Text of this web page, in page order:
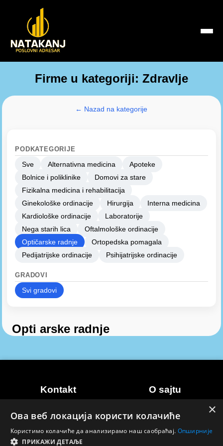
Firme u kategoriji: Zdravlje
← Nazad na kategorije
PODKATEGORIJE
Sve Alternativna medicina
Apoteke
Bolnice i poliklinike
Domovi za stare
Fizikalna medicina i rehabilitacija
Ginekološke ordinacije
Hirurgija
Interna medicina
Kardiološke ordinacije
Laboratorije
Nega starih lica
Oftalmološke ordinacije
Optičarske radnje
Ortopedska pomagala
Pedijatrijske ordinacije
Psihijatrijske ordinacije
GRADOVI
Svi gradovi
Opti arske radnje
Kontakt O sajtu
×
Ова веб локација користи колачиће
Користимо колачиће да анализирамо наш саобраћај. Опширније
ПРИКАЖИ ДЕТАЉЕ